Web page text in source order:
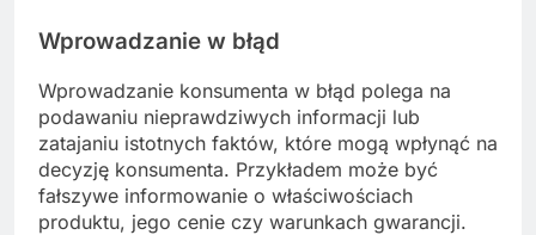
Wprowadzanie w błąd
Wprowadzanie konsumenta w błąd polega na
podawaniu nieprawdziwych informacji lub
zatajaniu istotnych faktów, które mogą wpłynąć na
decyzję konsumenta. Przykładem może być
fałszywe informowanie o właściwościach
produktu, jego cenie czy warunkach gwarancji.